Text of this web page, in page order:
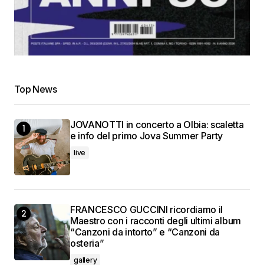
Top News
JOVANOTTI in concerto a Olbia: scaletta
e info del primo Jova Summer Party
live
FRANCESCO GUCCINI ricordiamo il
Maestro con i racconti degli ultimi album
“Canzoni da intorto” e “Canzoni da
osteria”
gallery